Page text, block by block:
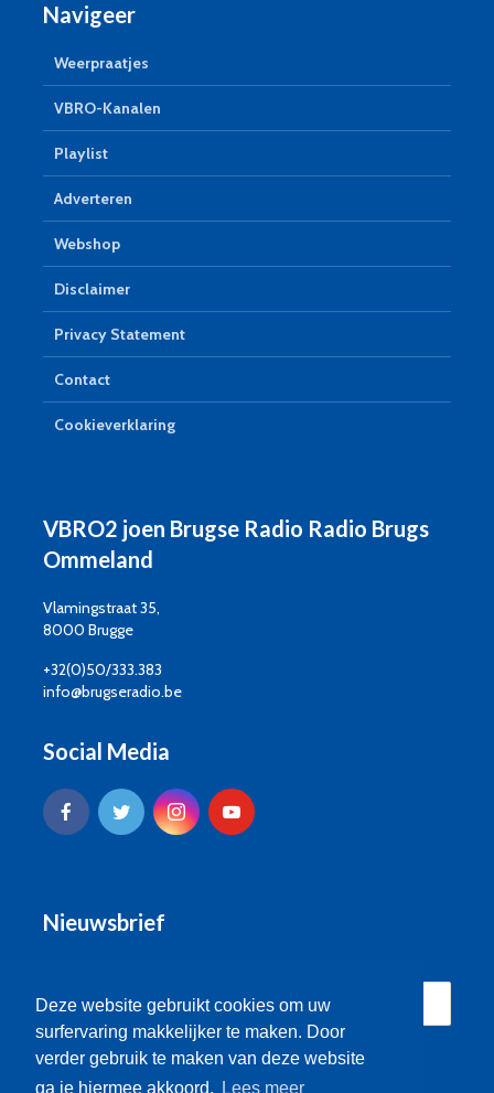
Deze website gebruikt cookies om uw
surfervaring makkelijker te maken. Door
verder gebruik te maken van deze website
ga je hiermee akkoord.
Lees meer
Navigeer
Weerpraatjes
VBRO-Kanalen
Playlist
Adverteren
Webshop
Disclaimer
Privacy Statement
Contact
Cookieverklaring
VBRO2 joen Brugse Radio Radio Brugs
Ommeland
Vlamingstraat 35,
8000 Brugge
+32(0)50/333.383
info@brugseradio.be
Social Media
Nieuwsbrief